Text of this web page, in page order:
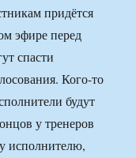
придётся
эфире перед
спасти
Кого-то
будут
у тренеров
исполнителю,